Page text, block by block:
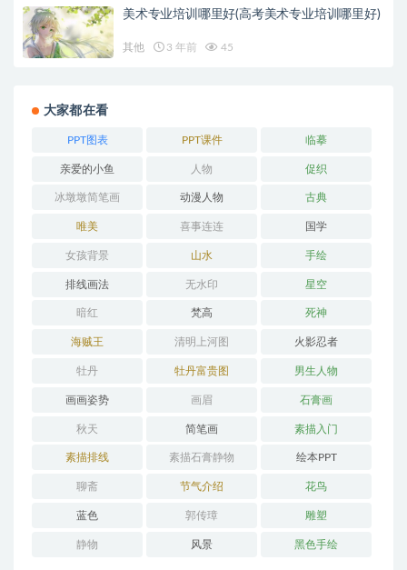
美术专业培训哪里好(高考美术专业培训哪里好)
其他 3 年前 45
大家都在看
PPT图表 PPT课件 临摹
亲爱的小鱼 人物 促织
冰墩墩简笔画 动漫人物 古典
唯美 喜事连连 国学
女孩背景 山水 手绘
排线画法 无水印 星空
暗红 梵高 死神
海贼王 清明上河图 火影忍者
牡丹 牡丹富贵图 男生人物
画画姿势 画眉 石膏画
秋天 简笔画 素描入门
素描排线 素描石膏静物 绘本PPT
聊斋 节气介绍 花鸟
蓝色 郭传璋 雕塑
静物 风景 黑色手绘